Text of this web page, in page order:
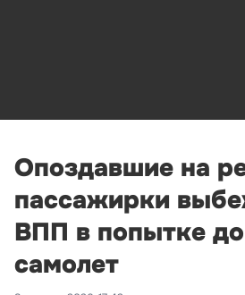
Опоздавшие на
пассажирки
ВПП в попытке
самолет